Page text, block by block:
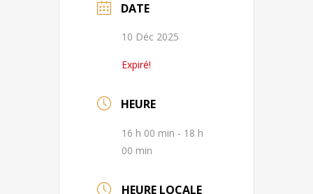
DATE
10 Déc 2025
Expiré!
HEURE
16 h 00 min - 18 h
00 min
HEURE LOCALE